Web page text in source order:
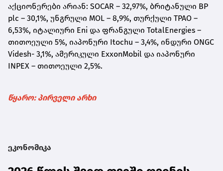
აქციონერები არიან: SOCAR – 32,97%, ბრიტანული BP
plc – 30,1%, უნგრული MOL – 8,9%, თურქული TPAO –
6,53%, იტალიური Eni და ფრანგული TotalEnergies –
თითოეული 5%, იაპონური Itochu – 3,4%, ინდური ONGC
Videsh- 3,1%, ამერიკული ExxonMobil და იაპონური
INPEX – თითოეული 2,5%.
წყარო: პირველი არხი
ეკონომიკა